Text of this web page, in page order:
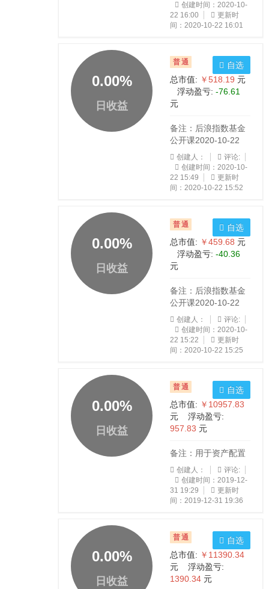
创建时间：2020-10-
22 16:00
更新时
间：2020-10-22 16:01
0.00%
日收益
普通
总市值: ￥518.19 元
浮动盈亏: -76.61
元
备注：后浪指数基金
公开课2020-10-22
创建人：
评论:
创建时间：2020-10-
22 15:49
更新时
间：2020-10-22 15:52
自选
0.00%
日收益
普通
总市值: ￥459.68 元
浮动盈亏: -40.36
元
备注：后浪指数基金
公开课2020-10-22
创建人：
评论:
创建时间：2020-10-
22 15:22
更新时
间：2020-10-22 15:25
自选
0.00%
日收益
普通
总市值: ￥10957.83
元 浮动盈亏:
957.83 元
备注：用于资产配置
创建人：
评论:
创建时间：2019-12-
31 19:29
更新时
间：2019-12-31 19:36
自选
0.00%
日收益
普通
总市值: ￥11390.34
元 浮动盈亏:
1390.34 元
自选